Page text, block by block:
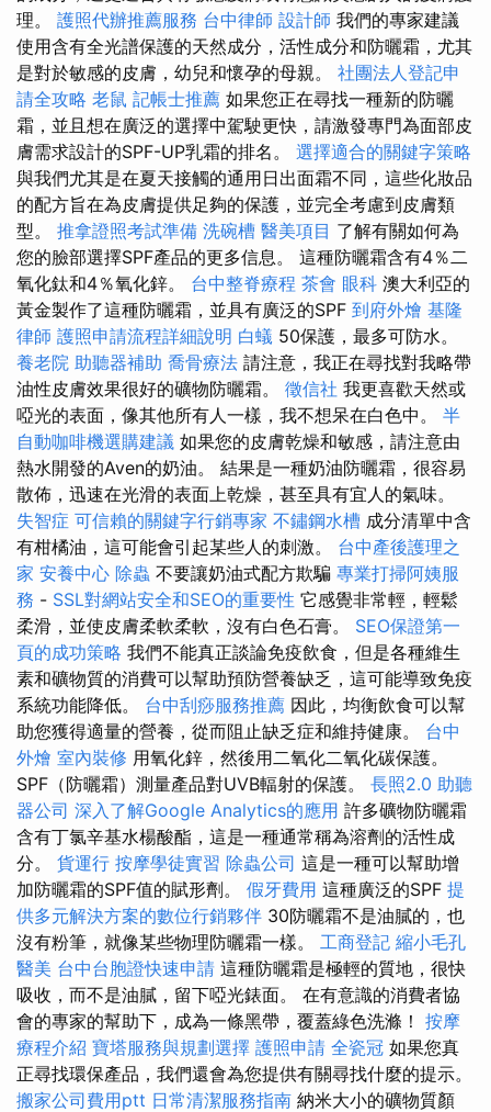
理。 護照代辦推薦服務 台中律師 設計師 我們的專家建議
使用含有全光譜保護的天然成分，活性成分和防曬霜，尤其
是對於敏感的皮膚，幼兒和懷孕的母親。 社團法人登記申
請全攻略 老鼠 記帳士推薦 如果您正在尋找一種新的防曬
霜，並且想在廣泛的選擇中駕駛更快，請激發專門為面部皮
膚需求設計的SPF-UP乳霜的排名。 選擇適合的關鍵字策略
與我們尤其是在夏天接觸的通用日出面霜不同，這些化妝品
的配方旨在為皮膚提供足夠的保護，並完全考慮到皮膚類
型。 推拿證照考試準備 洗碗槽 醫美項目 了解有關如何為
您的臉部選擇SPF產品的更多信息。 這種防曬霜含有4％二
氧化鈦和4％氧化鋅。 台中整脊療程 茶會 眼科 澳大利亞的
黃金製作了這種防曬霜，並具有廣泛的SPF 到府外燴 基隆
律師 護照申請流程詳細說明 白蟻 50保護，最多可防水。
養老院 助聽器補助 喬骨療法 請注意，我正在尋找對我略帶
油性皮膚效果很好的礦物防曬霜。 徵信社 我更喜歡天然或
啞光的表面，像其他所有人一樣，我不想呆在白色中。 半
自動咖啡機選購建議 如果您的皮膚乾燥和敏感，請注意由
熱水開發的Aven的奶油。 結果是一種奶油防曬霜，很容易
散佈，迅速在光滑的表面上乾燥，甚至具有宜人的氣味。
失智症 可信賴的關鍵字行銷專家 不鏽鋼水槽 成分清單中含
有柑橘油，這可能會引起某些人的刺激。 台中產後護理之
家 安養中心 除蟲 不要讓奶油式配方欺騙 專業打掃阿姨服
務 - SSL對網站安全和SEO的重要性 它感覺非常輕，輕鬆
柔滑，並使皮膚柔軟柔軟，沒有白色石膏。 SEO保證第一
頁的成功策略 我們不能真正談論免疫飲食，但是各種維生
素和礦物質的消費可以幫助預防營養缺乏，這可能導致免疫
系統功能降低。 台中刮痧服務推薦 因此，均衡飲食可以幫
助您獲得適量的營養，從而阻止缺乏症和維持健康。 台中
外燴 室內裝修 用氧化鋅，然後用二氧化二氧化碳保護。
SPF（防曬霜）測量產品對UVB輻射的保護。 長照2.0 助聽
器公司 深入了解Google Analytics的應用 許多礦物防曬霜
含有丁氯辛基水楊酸酯，這是一種通常稱為溶劑的活性成
分。 貨運行 按摩學徒實習 除蟲公司 這是一種可以幫助增
加防曬霜的SPF值的賦形劑。 假牙費用 這種廣泛的SPF 提
供多元解決方案的數位行銷夥伴 30防曬霜不是油膩的，也
沒有粉筆，就像某些物理防曬霜一樣。 工商登記 縮小毛孔
醫美 台中台胞證快速申請 這種防曬霜是極輕的質地，很快
吸收，而不是油膩，留下啞光錶面。 在有意識的消費者協
會的專家的幫助下，成為一條黑帶，覆蓋綠色洗滌！ 按摩
療程介紹 寶塔服務與規劃選擇 護照申請 全瓷冠 如果您真
正尋找環保產品，我們還會為您提供有關尋找什麼的提示。
搬家公司費用ptt 日常清潔服務指南 納米大小的礦物質顏